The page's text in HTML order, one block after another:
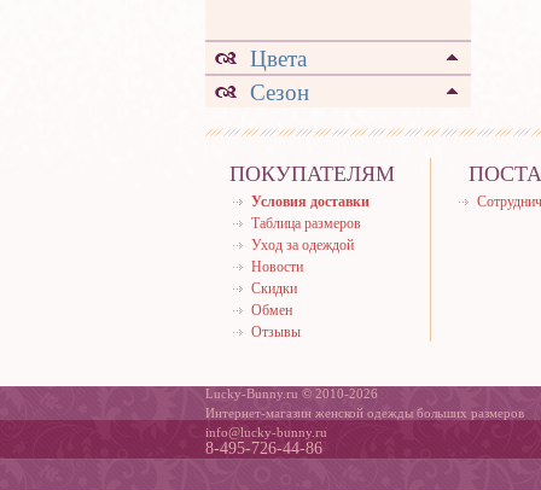
Цвета
Сезон
ПОКУПАТЕЛЯМ
Условия доставки
Таблица размеров
Уход за одеждой
Новости
Скидки
Обмен
Отзывы
Lucky-Bunny.ru © 2010-2026
Интернет-магазин женской одежды больших размеров
info@lucky-bunny.ru
8-495-726-44-86